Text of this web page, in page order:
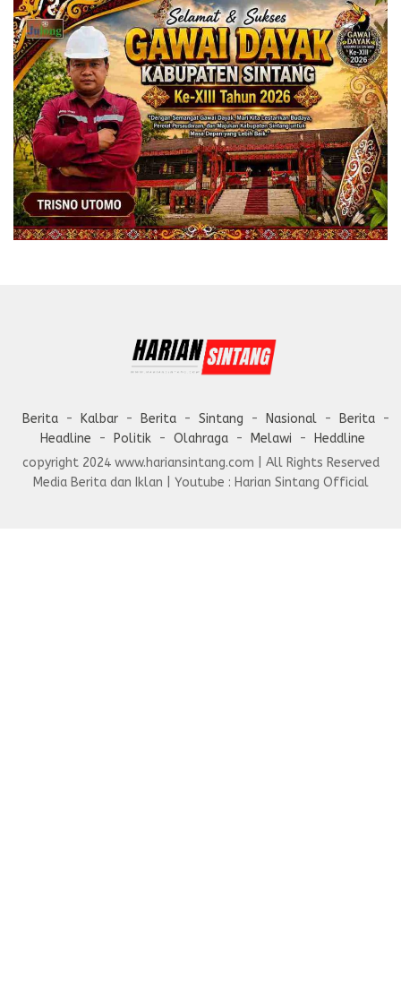
Berita Kalbar Berita Sintang Nasional
Berita
Headline
Politik Olahraga Melawi
Heddline
copyright 2024 www.hariansintang.com | All Rights Reserved
Media Berita dan Iklan | Youtube : Harian Sintang Official